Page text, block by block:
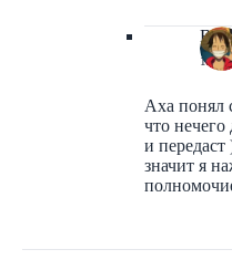
19/
Аха понял
что
и
значит я